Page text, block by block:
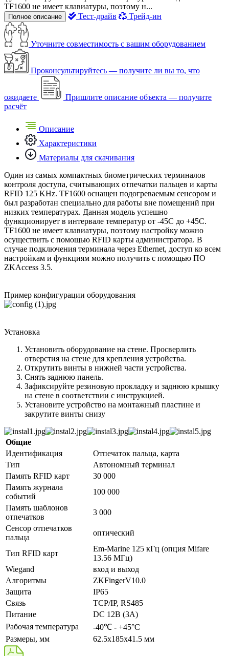
TF1600 не имеет клавиатуры, поэтому н...
Полное описание Тест-драйв Трейд-ин
Уточните совместимость с вашим оборудованием
Проконсультируйтесь — получите ли вы то, что
ожидаете
Пришлите описание объекта — получите
расчёт
Описание
Характеристики
Материалы для скачивания
Один из самых компактных биометрических терминалов
контроля доступа, считывающих отпечатки пальцев и карты
RFID 125 KHz. TF1600 оснащен подогреваемым сенсором и
был разработан специально для работы вне помещений при
низких температурах. Данная модель успешно
функционирует в интервале температур от -45С до +45C.
TF1600 не имеет клавиатуры, поэтому настройку можно
осуществить с помощью RFID карты администратора. В
случае подключения терминала через Ethernet, доступ ко всем
настройкам и функциям можно получить с помощью ПО
ZKAccess 3.5.
Пример конфигурации оборудования
Установка
Установить оборудование на стене. Просверлить
отверстия на стене для крепления устройства.
Открутить винты в нижней части устройства.
Снять заднюю панель.
Зафиксируйте резиновую прокладку и заднюю крышку
на стене в соответствии с инструкцией.
Установите устройство на монтажный пластине и
закрутите винты снизу
Общие
Идентификация
Отпечаток пальца, карта
Тип
Автономный терминал
Память RFID карт
30 000
Память журнала
событий
100 000
Память шаблонов
отпечатков
3 000
Сенсор отпечатков
пальца
оптический
Тип RFID карт
Em-Marine 125 кГц (опция Mifare
13.56 МГц)
Wiegand
вход и выход
Алгоритмы
ZKFingerV10.0
Защита
IP65
Связь
TCP/IP, RS485
Питание
DC 12В (3A)
Рабочая температура
-40℃ - +45°C
Размеры, мм
62.5х185х41.5 мм